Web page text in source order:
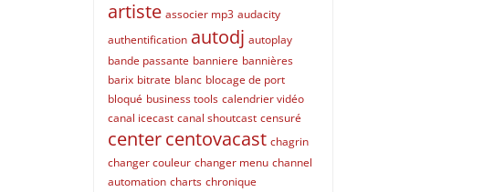
artiste associer mp3 audacity
authentification autodj autoplay
bande passante banniere bannières
barix bitrate blanc blocage de port
bloqué business tools calendrier vidéo
canal icecast canal shoutcast censuré
centercentovacast chagrin
changer couleur changer menu channel
automation charts chronique